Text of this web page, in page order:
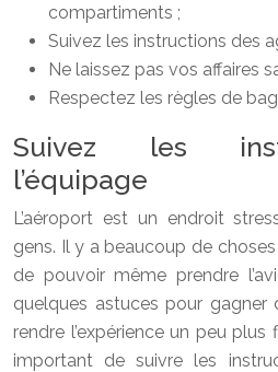
compartiments ;
Suivez les instructions des
Ne laissez pas vos affaires
Respectez les règles de
Suivez les
l’équipage
L’aéroport est un endroit
gens. Il y a beaucoup de
de pouvoir même prendre
quelques astuces pour gagner
rendre l’expérience un peu plus
important de suivre les